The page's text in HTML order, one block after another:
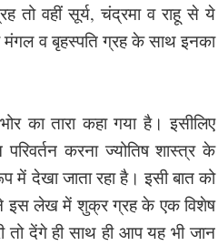
तो वहीं सूर्य, चंद्रमा व राहू से ये
व बृहस्पति ग्रह के साथ इनका
का तारा कहा गया है। इसीलिए
करना ज्योतिष शास्त्र के
देखा जाता रहा है। इसी बात को
इस लेख में शुक्र ग्रह के एक विशेष
तो देंगे ही साथ ही आप यह भी जान